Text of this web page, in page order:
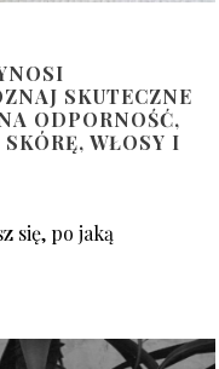
SKUTECZNE
ODPORNOŚĆ,
WŁOSY I
się, po jaką